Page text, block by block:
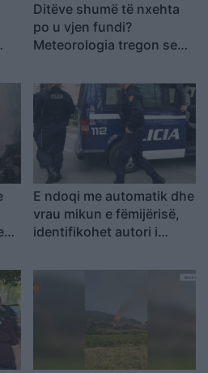
Ditëve shumë të nxehta
po u vjen fundi?
Meteorologia tregon se
temperaturave
E ndoqi me automatik dhe
vrau mikun e fëmijërisë,
identifikohet autori i
kërkim